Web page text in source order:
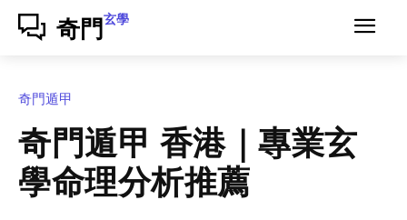
奇門 玄學
奇門遁甲
奇門遁甲 香港｜專業玄
學命理分析推薦